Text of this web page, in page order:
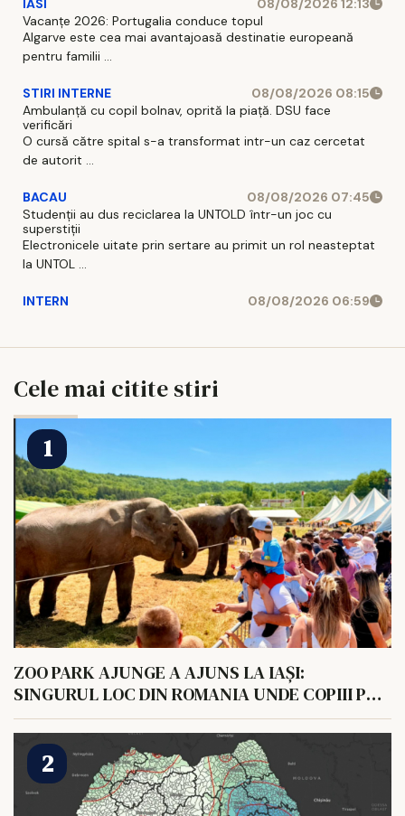
IASI
08/08/2026 12:13
Vacanțe 2026: Portugalia conduce topul
Algarve este cea mai avantajoasă destinatie europeană
pentru familii ...
STIRI INTERNE
08/08/2026 08:15
Ambulanță cu copil bolnav, oprită la piață. DSU face
verificări
O cursă către spital s-a transformat intr-un caz cercetat
de autorit ...
BACAU
08/08/2026 07:45
Studenții au dus reciclarea la UNTOLD într-un joc cu
superstiții
Electronicele uitate prin sertare au primit un rol neasteptat
la UNTOL ...
INTERN 08/08/2026 06:59
Cele mai citite stiri
ZOO PARK AJUNGE A AJUNS LA IAȘI:
SINGURUL LOC DIN ROMANIA UNDE COPIII POT
HRANI UN ELEFANT